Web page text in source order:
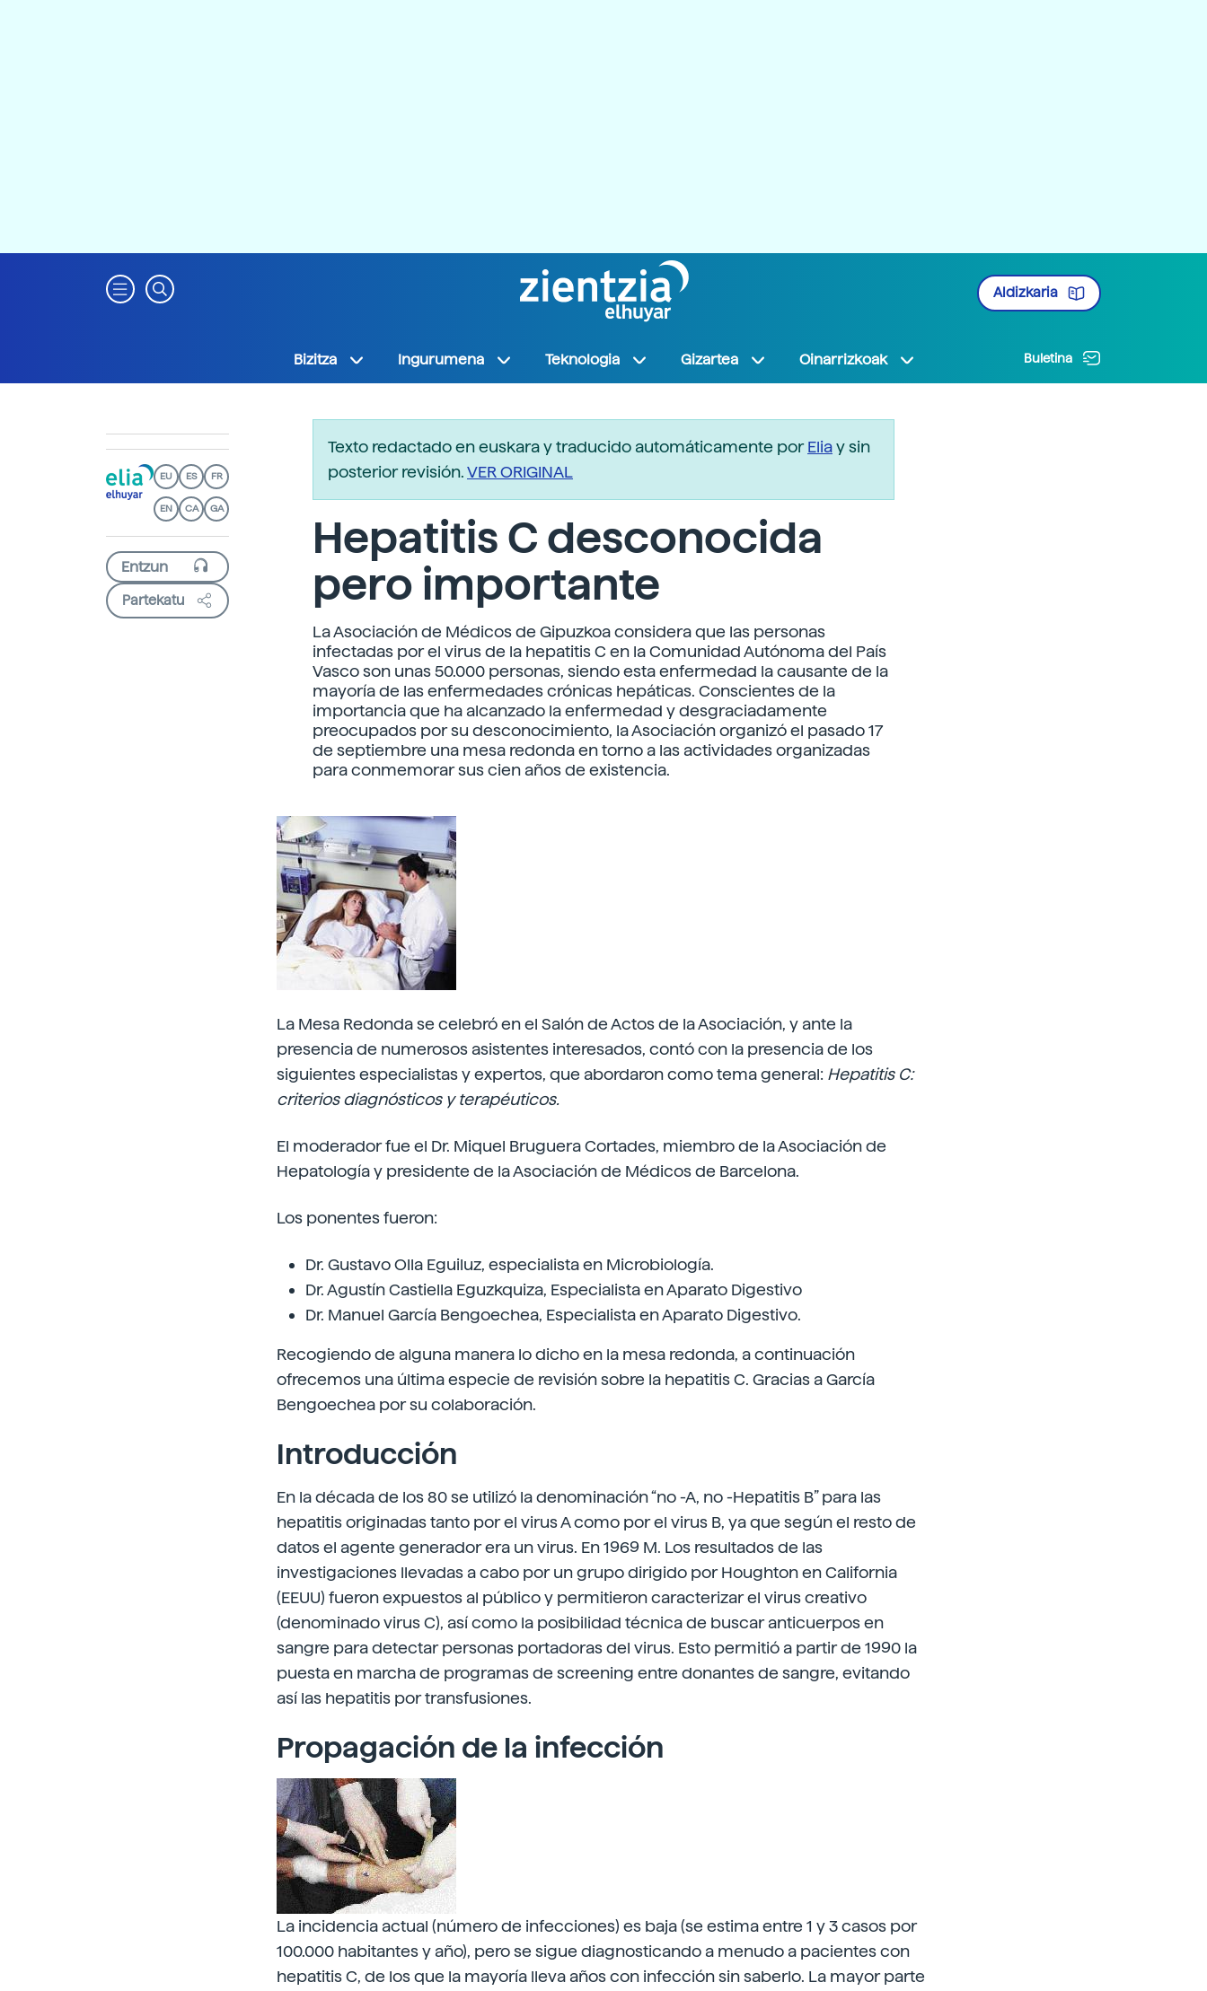
Aldizkaria
Bizitza Ingurumena Teknologia Gizartea Oinarrizkoak Buletina
EU ES FR
EN CA GA
Partekatu
Texto redactado en euskara y traducido automáticamente porEliay sin
posterior revisión.VER ORIGINAL
Hepatitis C desconocida
pero importante
La Asociación de Médicos de Gipuzkoa considera que las personas
infectadas por el virus de la hepatitis C en la Comunidad Autónoma del País
Vasco son unas 50.000 personas, siendo esta enfermedad la causante de la
mayoría de las enfermedades crónicas hepáticas. Conscientes de la
importancia que ha alcanzado la enfermedad y desgraciadamente
preocupados por su desconocimiento, la Asociación organizó el pasado 17
de septiembre una mesa redonda en torno a las actividades organizadas
para conmemorar sus cien años de existencia.
La Mesa Redonda se celebró en el Salón de Actos de la Asociación, y ante la
presencia de numerosos asistentes interesados, contó con la presencia de los
siguientes especialistas y expertos, que abordaron como tema general: Hepatitis C:
criterios diagnósticos y terapéuticos.
El moderador fue el Dr. Miquel Bruguera Cortades, miembro de la Asociación de
Hepatología y presidente de la Asociación de Médicos de Barcelona.
Los ponentes fueron:
Dr. Gustavo Olla Eguiluz, especialista en Microbiología.
Dr. Agustín Castiella Eguzkquiza, Especialista en Aparato Digestivo
Dr. Manuel García Bengoechea, Especialista en Aparato Digestivo.
Recogiendo de alguna manera lo dicho en la mesa redonda, a continuación
ofrecemos una última especie de revisión sobre la hepatitis C. Gracias a García
Bengoechea por su colaboración.
Introducción
En la década de los 80 se utilizó la denominación “no -A, no -Hepatitis B” para las
hepatitis originadas tanto por el virus A como por el virus B, ya que según el resto de
datos el agente generador era un virus. En 1969 M. Los resultados de las
investigaciones llevadas a cabo por un grupo dirigido por Houghton en California
(EEUU) fueron expuestos al público y permitieron caracterizar el virus creativo
(denominado virus C), así como la posibilidad técnica de buscar anticuerpos en
sangre para detectar personas portadoras del virus. Esto permitió a partir de 1990 la
puesta en marcha de programas de screening entre donantes de sangre, evitando
así las hepatitis por transfusiones.
Propagación de la infección
La incidencia actual (número de infecciones) es baja (se estima entre 1 y 3 casos por
100.000 habitantes y año), pero se sigue diagnosticando a menudo a pacientes con
hepatitis C, de los que la mayoría lleva años con infección sin saberlo. La mayor parte